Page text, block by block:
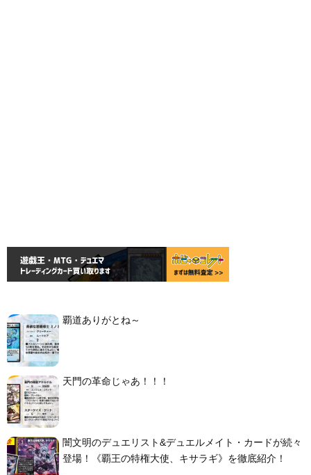
覇道ありがとね～
天門の革命じゃあ！！！
闇文明のデュエリスト&デュエルメイト・カードが続々
登場！《覇王の特権大使、キサラギ》を徹底紹介！